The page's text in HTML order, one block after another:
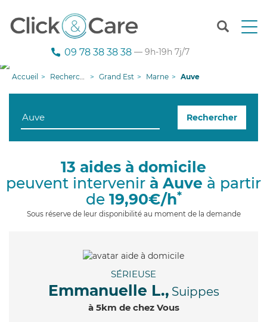
T
n
g
i
09 78 38 38 38 — 9h-19h 7j/7
Accueil Recherche aide à domicile Grand Est Marne Auve
Rechercher
13 aides à domicile
peuvent intervenir à Auve à partir
de 19,90€/h*
Sous réserve de leur disponibilité au moment de la demande
SÉRIEUSE
Emmanuelle L., Suippes
à 5km de chez Vous